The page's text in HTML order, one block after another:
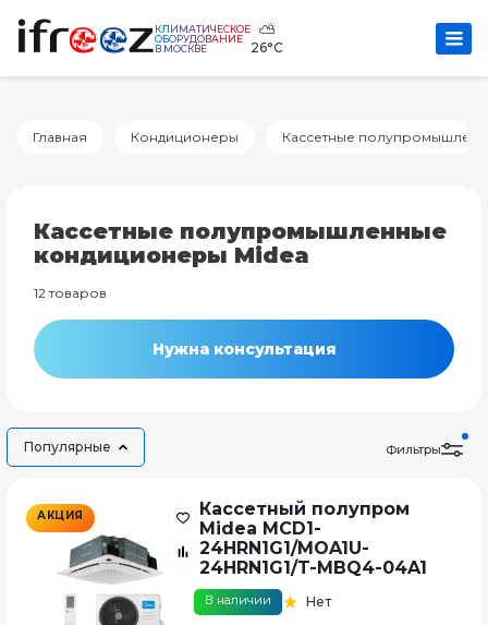
КЛИМАТИЧЕСКОЕ
ОБОРУДОВАНИЕ
В МОСКВЕ
⛅
26°C
Главная Кондиционеры Кассетные
Кассетные полупромышленные
кондиционеры Midea
12 товаров
Нужна консультация
Популярные Фильтры
АКЦИЯ
Кассетный полупром
Midea MCD1-
24HRN1G1/MOA1U-
24HRN1G1/T-MBQ4-04A1
В наличии Нет